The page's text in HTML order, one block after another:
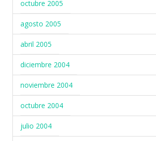
octubre 2005
agosto 2005
abril 2005
diciembre 2004
noviembre 2004
octubre 2004
julio 2004